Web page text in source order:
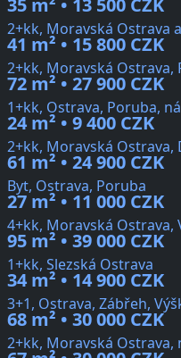
35 m² • 13 500 CZK
2+kk, Moravská Ostrava
41 m² • 15 800 CZK
2+kk, Moravská Ostrava,
72 m² • 27 900 CZK
1+kk, Ostrava, Poruba,
24 m² • 9 400 CZK
2+kk, Moravská Ostrava,
61 m² • 24 900 CZK
Byt, Ostrava, Poruba
27 m² • 11 000 CZK
4+kk, Moravská Ostrava,
95 m² • 39 000 CZK
1+kk, Slezská Ostrava
34 m² • 14 900 CZK
3+1, Ostrava, Zábřeh,
68 m² • 30 000 CZK
2+kk, Moravská Ostrava,